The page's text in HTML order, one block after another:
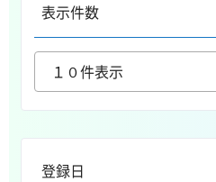
表示件数
登録日